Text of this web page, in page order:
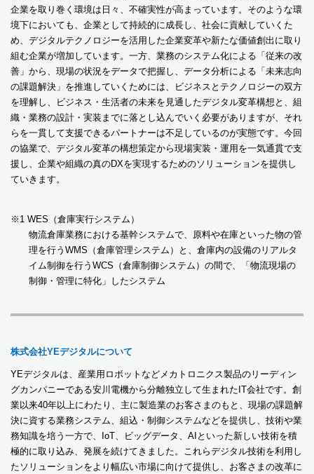
企業を取り巻く環境は日々、不確実性が高まっています。そのような環
境下においても、企業として持続的に成長し、社会に貢献していくた
め、デジタルテクノロジーを活用した企業変革や新たな価値創出に取り
組む企業が増加しています。一方、業務のシステム化による「従来の改
善」から、現場の状況をデータで把握し、データ分析による「未来志向
の課題解決」を推進していくためには、ビジネスとテクノロジーの双方
を理解し、ビジネス・生活者の未来を見通したデジタル変革構想と、組
織・業務の設計・実装までに落とし込んでいく必要がありますが、それ
らを一貫して支援できるパートナーは不足しているのが実態です。今回
の協業で、デジタル変革の構想策定から現場実装・運用を一気通貫で支
援し、企業や組織の真のDXを実現するためのソリューションを提供し
ていきます。
※1 WES（倉庫実行システム）
物流倉庫業務における基幹システムで、原料や在庫といった物の管
理を行うWMS（倉庫管理システム）と、倉庫内の設備のリアルタ
イム制御を行うWCS（倉庫制御システム）の間で、「物流現場の
制御・管理に特化」したシステム
株式会社YEデジタルについて
YEデジタルは、産業用ロボットなどメカトロニクス製品のリーディン
グカンパニーである安川電機から分離独立して生まれたIT会社です。創
業以来40年以上にわたり、主に製造業のお客さまのもと、現場の課題解
決に資する業務システム、組込・制御システムなどを提供し、技術や業
務知識を培う一方で、IoT、ビッグデータ、AIといった新しい技術を積
極的に取り込み、発展を続けてきました。これらデジタル技術を利用し
たソリューションをより幅広い市場に向けて提供し、お客さまの改革に